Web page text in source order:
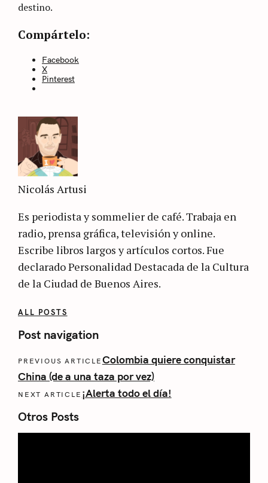
destino.
CategoriesSin
Compártelo:
Facebook
X
Pinterest
Nicolás Artusi
Es periodista y sommelier de café. Trabaja en
radio, prensa gráfica, televisión y online.
Escribe libros largos y artículos cortos. Fue
declarado Personalidad Destacada de la Cultura
de la Ciudad de Buenos Aires.
ALL POSTS
Post navigation
PREVIOUS ARTICLE Colombia quiere conquistar
China (de a una taza por vez)
NEXT ARTICLE ¡Alerta todo el día!
Otros Posts